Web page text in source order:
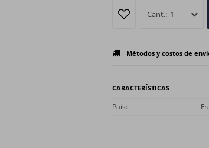
1
Métodos y costos de
CARACTERÍSTICAS
País